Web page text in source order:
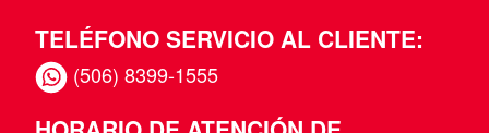
TELÉFONO SERVICIO AL CLIENTE:
(506) 8399-1555